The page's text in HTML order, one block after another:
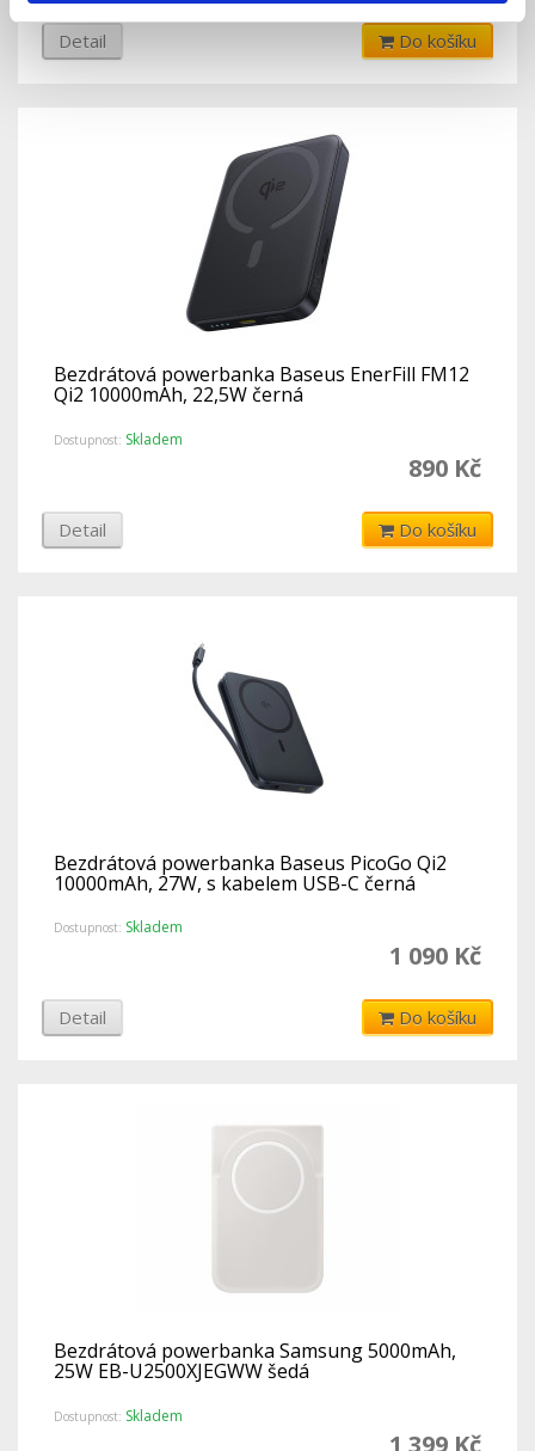
Detail Do košíku
Bezdrátová powerbanka Baseus EnerFill FM12
Qi2 10000mAh, 22,5W černá
Dostupnost: Skladem
890 Kč
Detail Do košíku
Bezdrátová powerbanka Baseus PicoGo Qi2
10000mAh, 27W, s kabelem USB-C černá
Dostupnost: Skladem
1 090 Kč
Detail Do košíku
Bezdrátová powerbanka Samsung 5000mAh,
25W EB-U2500XJEGWW šedá
Dostupnost: Skladem
1 399 Kč